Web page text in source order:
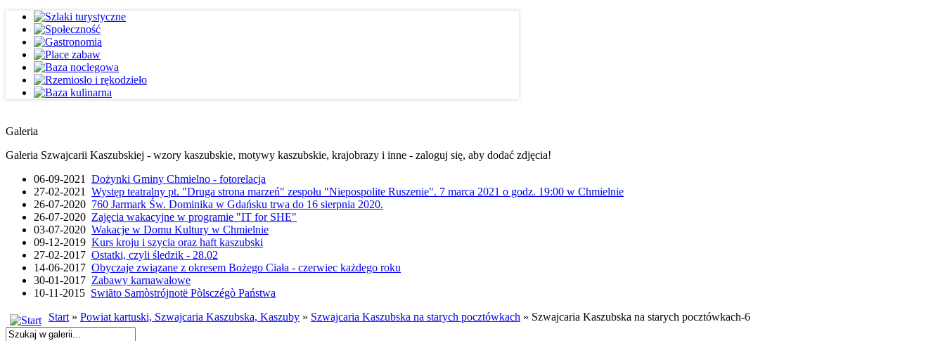
Galeria
Galeria Szwajcarii Kaszubskiej - wzory kaszubskie, motywy kaszubskie, krajobrazy i inne - zaloguj się, aby dodać zdjęcia!
06-09-2021 Dożynki Gminy Chmielno - fotorelacja
27-02-2021 Występ teatralny pt. "Druga strona marzeń" zespołu "Niepospolite Ruszenie". 7 marca 2021 o godz. 19:00 w Chmielnie
26-07-2020 760 Jarmark Św. Dominika w Gdańsku trwa do 16 sierpnia 2020.
26-07-2020 Zajęcia wakacyjne w programie "IT for SHE"
03-07-2020 Wakacje w Domu Kultury w Chmielnie
09-12-2019 Kurs kroju i szycia oraz haft kaszubski
27-02-2017 Ostatki, czyli śledzik - 28.02
14-06-2017 Obyczaje związane z okresem Bożego Ciała - czerwiec każdego roku
30-01-2017 Zabawy karnawałowe
10-11-2015 Swiãto Samòstrójnotë Pòlsczégò Państwa
Start» Powiat kartuski, Szwajcaria Kaszubska, Kaszuby » Szwajcaria Kaszubska na starych pocztówkach » Szwajcaria Kaszubska na starych pocztówkach-6